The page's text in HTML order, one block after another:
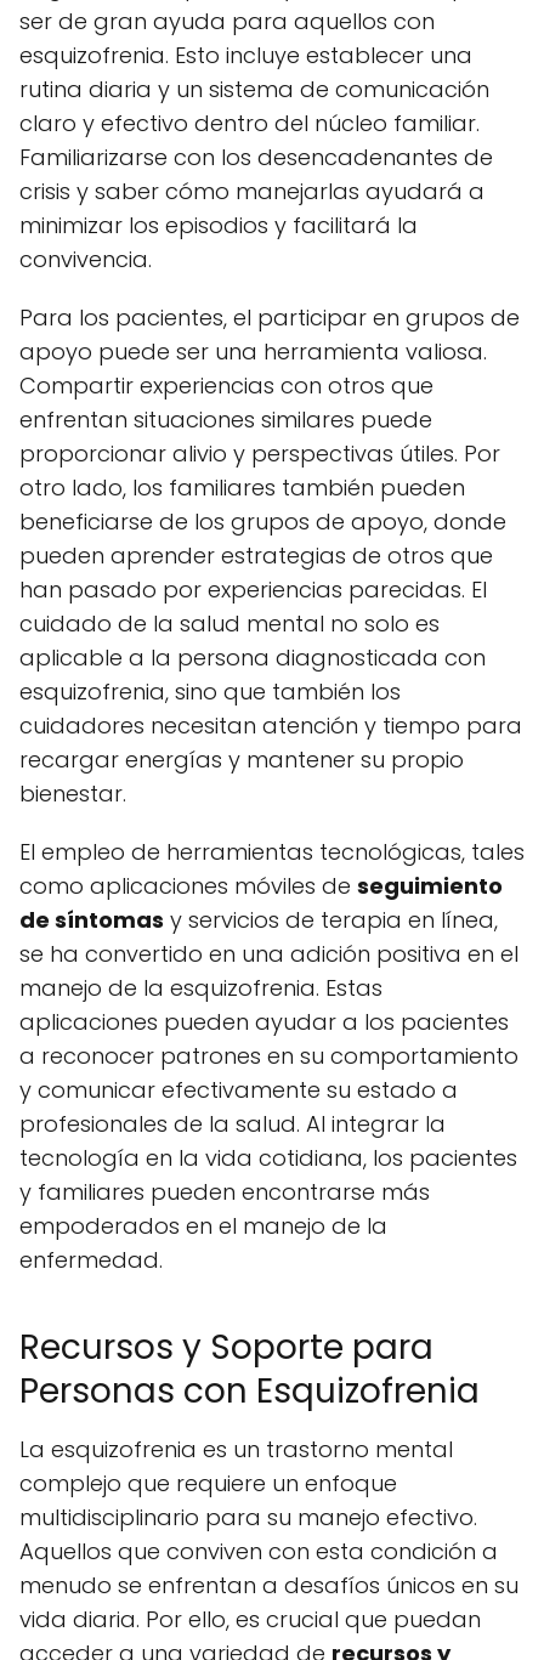
ser de gran ayuda para aquellos con
esquizofrenia. Esto incluye establecer una
rutina diaria y un sistema de comunicación
claro y efectivo dentro del núcleo familiar.
Familiarizarse con los desencadenantes de
crisis y saber cómo manejarlas ayudará a
minimizar los episodios y facilitará la
convivencia.
Para los pacientes, el participar en grupos de
apoyo puede ser una herramienta valiosa.
Compartir experiencias con otros que
enfrentan situaciones similares puede
proporcionar alivio y perspectivas útiles. Por
otro lado, los familiares también pueden
beneficiarse de los grupos de apoyo, donde
pueden aprender estrategias de otros que
han pasado por experiencias parecidas. El
cuidado de la salud mental no solo es
aplicable a la persona diagnosticada con
esquizofrenia, sino que también los
cuidadores necesitan atención y tiempo para
recargar energías y mantener su propio
bienestar.
El empleo de herramientas tecnológicas, tales
como aplicaciones móviles de seguimiento
de síntomas y servicios de terapia en línea,
se ha convertido en una adición positiva en el
manejo de la esquizofrenia. Estas
aplicaciones pueden ayudar a los pacientes
a reconocer patrones en su comportamiento
y comunicar efectivamente su estado a
profesionales de la salud. Al integrar la
tecnología en la vida cotidiana, los pacientes
y familiares pueden encontrarse más
empoderados en el manejo de la
enfermedad.
Recursos y Soporte para
Personas con Esquizofrenia
La esquizofrenia es un trastorno mental
complejo que requiere un enfoque
multidisciplinario para su manejo efectivo.
Aquellos que conviven con esta condición a
menudo se enfrentan a desafíos únicos en su
vida diaria. Por ello, es crucial que puedan
acceder a una variedad de recursos y